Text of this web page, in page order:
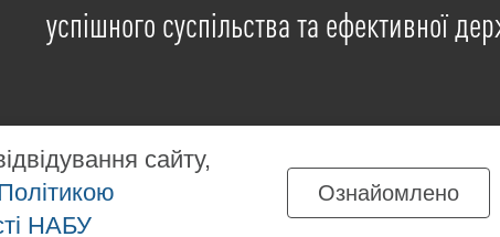
успішного суспільства та ефективної
ліцензії
Creative Commons Attribution-NonCommercial-
сайту,
НАБУ
Ознайомлено